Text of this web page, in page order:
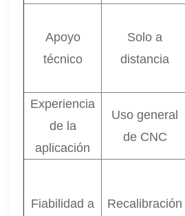
Apoyo
técnico
Solo a
distancia
Experiencia
de la
aplicación
Uso general
de CNC
Fiabilidad a
Recalibración